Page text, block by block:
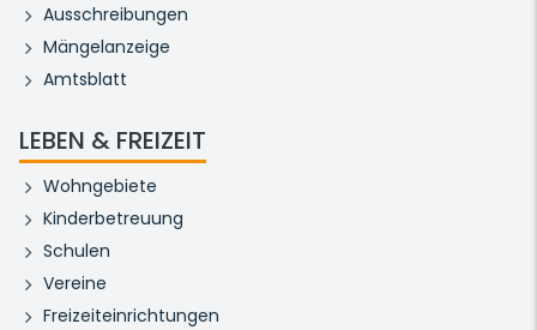
Ausschreibungen
Mängelanzeige
Amtsblatt
LEBEN & FREIZEIT
Wohngebiete
Kinderbetreuung
Schulen
Vereine
Freizeiteinrichtungen